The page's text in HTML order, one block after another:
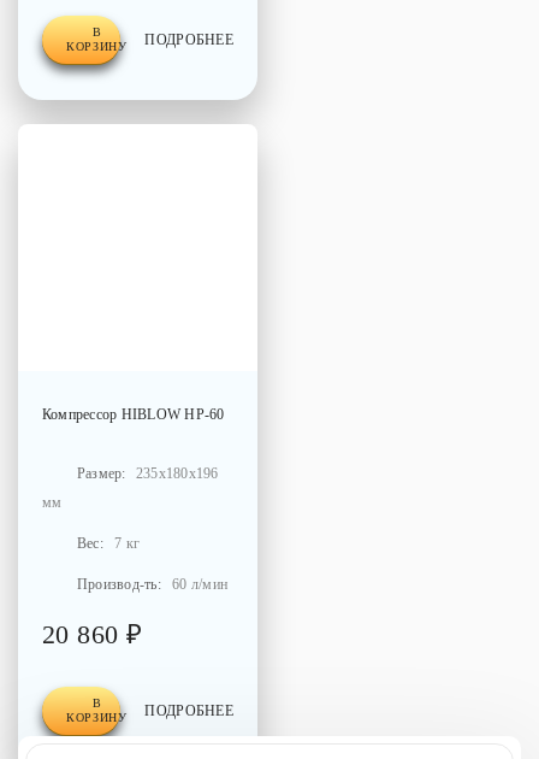
В
КОРЗИНУ
ПОДРОБНЕЕ
Компрессор HIBLOW HP-60
Размер:
235x180x196
мм
Вес: 7 кг
Производ-ть: 60 л/мин
20 860 ₽
В
КОРЗИНУ
ПОДРОБНЕЕ